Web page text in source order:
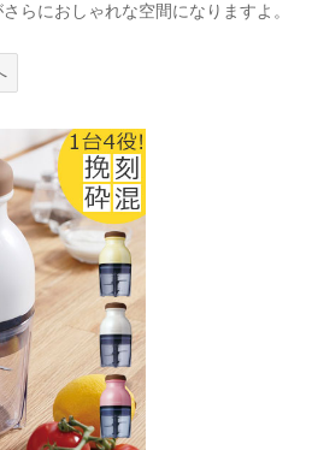
らにおしゃれな空間になりますよ。